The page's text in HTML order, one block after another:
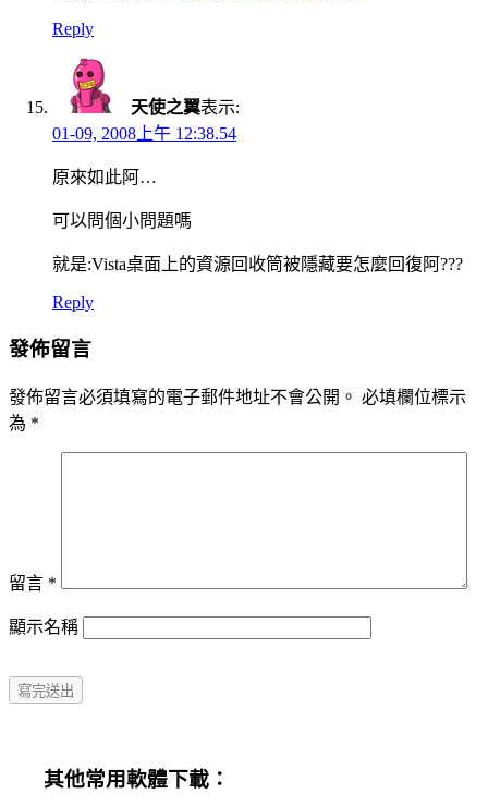
Reply
天使之翼表示:
01-09, 2008上午 12:38.54
原來如此阿…
可以問個小問題嗎
就是:Vista桌面上的資源回收筒被隱藏要怎麼回復阿???
Reply
發佈留言
發佈留言必須填寫的電子郵件地址不會公開。 必填欄位標示
為 *
留言 *
顯示名稱
其他常用軟體下載：